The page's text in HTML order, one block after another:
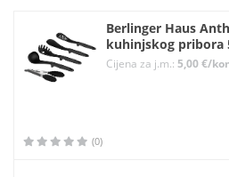
Berlinger Haus
kuhinjskog pribora
Cijena za j.m.: 5,00 €/
(0)